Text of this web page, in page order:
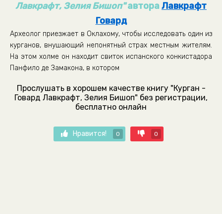
Лавкрафт, Зелия Бишоп"автора Лавкрафт
Говард
Археолог приезжает в Оклахому, чтобы исследовать один из
курганов, внушающий непонятный страх местным жителям.
На этом холме он находит свиток испанского конкистадора
Панфило де Замакона, в котором
Прослушать в хорошем качестве книгу "Курган -
Говард Лавкрафт, Зелия Бишоп" без регистрации,
бесплатно онлайн
Нравится! 0 0